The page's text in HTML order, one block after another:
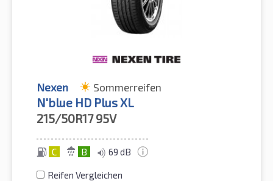
Nexen Sommerreifen
N'blue HD Plus XL
215/50R17 95V
C B 69 dB
Reifen Vergleichen